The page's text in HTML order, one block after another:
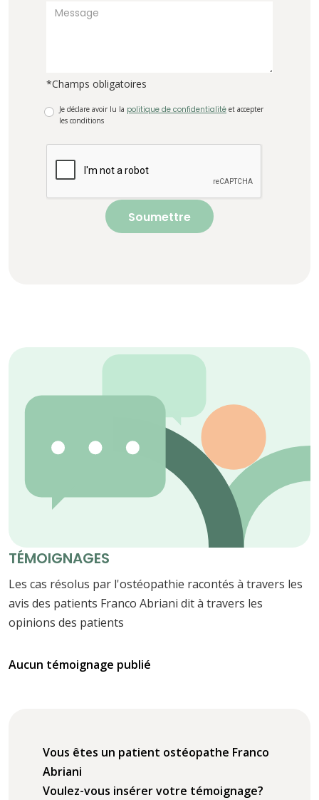
*Champs obligatoires
Je déclare avoir lu la politique de confidentialité et accepter
les conditions
Soumettre
TÉMOIGNAGES
Les cas résolus par l'ostéopathie racontés à travers les
avis des patients Franco Abriani dit à travers les
opinions des patients
Aucun témoignage publié
Vous êtes un patient ostéopathe Franco
Abriani
Voulez-vous insérer votre témoignage?